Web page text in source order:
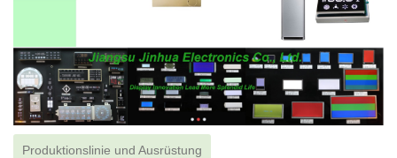
Produktionslinie und Ausrüstung